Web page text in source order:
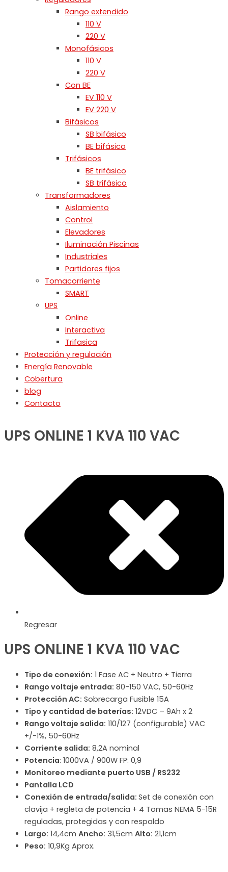
Rango extendido
110 V
220 V
Monofásicos
110 V
220 V
Con BE
EV 110 V
EV 220 V
Bifásicos
SB bifásico
BE bifásico
Trifásicos
BE trifásico
SB trifásico
Transformadores
Aislamiento
Control
Elevadores
Iluminación Piscinas
Industriales
Partidores fijos
Tomacorriente
SMART
UPS
Online
Interactiva
Trifasica
Protección y regulación
Energía Renovable
Cobertura
blog
Contacto
UPS ONLINE 1 KVA 110 VAC
Regresar
UPS ONLINE 1 KVA 110 VAC
Tipo de conexión: 1 Fase AC + Neutro + Tierra
Rango voltaje entrada: 80-150 VAC, 50-60Hz
Protección AC: Sobrecarga Fusible 15A
Tipo y cantidad de baterías: 12VDC – 9Ah x 2
Rango voltaje salida: 110/127 (configurable) VAC
+/-1%, 50-60Hz
Corriente salida: 8,2A nominal
Potencia: 1000VA / 900W FP: 0,9
Monitoreo mediante puerto USB / RS232
Pantalla LCD
Conexión de entrada/salida: Set de conexión con
clavija + regleta de potencia + 4 Tomas NEMA 5-15R
reguladas, protegidas y con respaldo
Largo: 14,4cm Ancho: 31,5cm Alto: 21,1cm
Peso: 10,9Kg Aprox.